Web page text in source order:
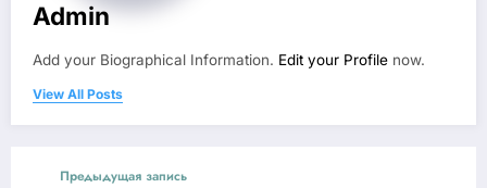
Admin
Add your Biographical Information. Edit your Profile now.
View All Posts
Предыдущая запись